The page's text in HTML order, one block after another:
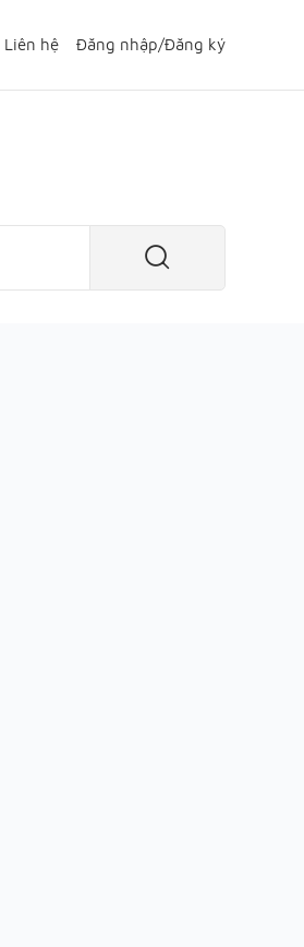
Liên hệ Đăng nhập/Đăng ký